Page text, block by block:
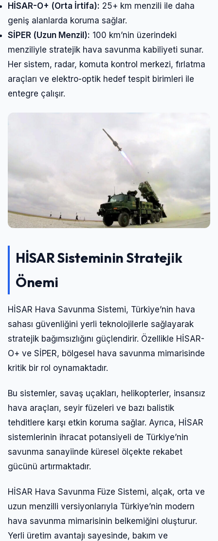
HİSAR-O+ (Orta İrtifa): 25+ km menzili ile daha
geniş alanlarda koruma sağlar.
SİPER (Uzun Menzil): 100 km’nin üzerindeki
menziliyle stratejik hava savunma kabiliyeti sunar.
Her sistem, radar, komuta kontrol merkezi, fırlatma
araçları ve elektro-optik hedef tespit birimleri ile
entegre çalışır.
HİSAR Sisteminin Stratejik
Önemi
HİSAR Hava Savunma Sistemi, Türkiye’nin hava
sahası güvenliğini yerli teknolojilerle sağlayarak
stratejik bağımsızlığını güçlendirir. Özellikle HİSAR-
O+ ve SİPER, bölgesel hava savunma mimarisinde
kritik bir rol oynamaktadır.
Bu sistemler, savaş uçakları, helikopterler, insansız
hava araçları, seyir füzeleri ve bazı balistik
tehditlere karşı etkin koruma sağlar. Ayrıca, HİSAR
sistemlerinin ihracat potansiyeli de Türkiye’nin
savunma sanayiinde küresel ölçekte rekabet
gücünü artırmaktadır.
HİSAR Hava Savunma Füze Sistemi, alçak, orta ve
uzun menzilli versiyonlarıyla Türkiye’nin modern
hava savunma mimarisinin belkemiğini oluşturur.
Yerli üretim avantajı sayesinde, bakım ve